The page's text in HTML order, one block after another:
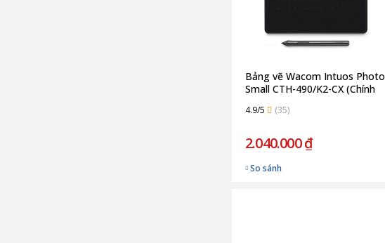
Bảng vẽ Wacom Intuos Photo
Small CTH-490/K2-CX (Chính
4.9/5 (35)
2.040.000 ₫
So sánh